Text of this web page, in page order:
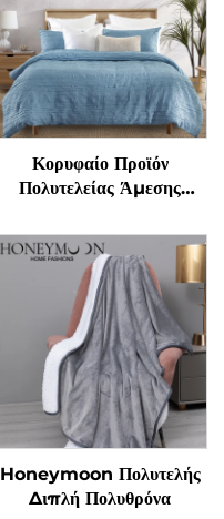
Κορυφαίο Προϊόν
Πολυτελείας Άμεσης
Στρώματος Μικροϊνών
Κριμπλ Στερεό Σεντόνια
Σετ
Honeymoon Πολυτελής
Διπλή Πολυθρόνα